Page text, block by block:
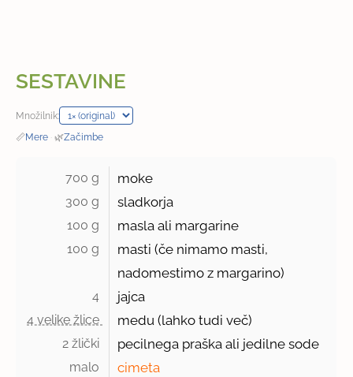
SESTAVINE
Množilnik:
📏Mere · 🌿Začimbe
700 g moke
300 g sladkorja
100 g masla ali margarine
100 g
masti (če nimamo masti,
nadomestimo z margarino)
4 jajca
4 velike žlice medu (lahko tudi več)
2 žlički pecilnega praška ali jedilne sode
malo
cimeta